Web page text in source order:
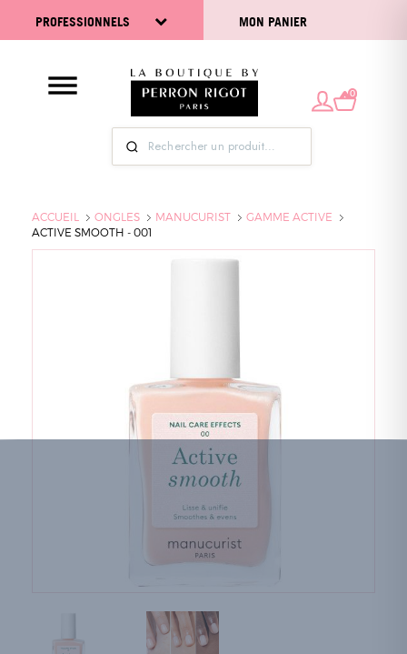
PROFESSIONNELS MON PANIER
0
ACCUEIL ONGLES MANUCURIST
GAMME ACTIVE
ACTIVE SMOOTH - 001